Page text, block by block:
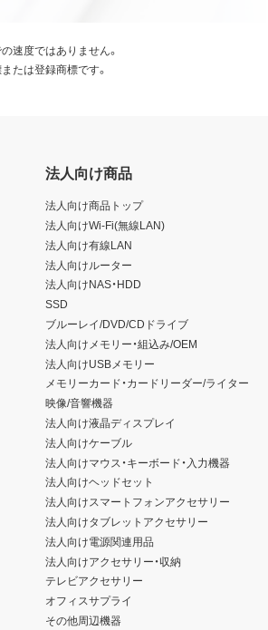
速度ではありません。
たは登録商標です。
法人向け商品
法人向け商品トップ
法人向けWi-Fi(無線LAN)
法人向け有線LAN
法人向けルーター
法人向けNAS・HDD
SSD
ブルーレイ/DVD/CDドライブ
法人向けメモリー・組込み/OEM
法人向けUSBメモリー
メモリーカード・カードリーダー/ライター
映像/音響機器
法人向け液晶ディスプレイ
法人向けケーブル
法人向けマウス・キーボード・入力機器
法人向けヘッドセット
法人向けスマートフォンアクセサリー
法人向けタブレットアクセサリー
法人向け電源関連用品
法人向けアクセサリー・収納
テレビアクセサリー
オフィスサプライ
その他周辺機器